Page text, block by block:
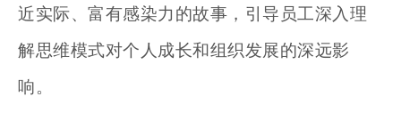
近实际、富有感染力的故事，引导员工深入理
解思维模式对个人成长和组织发展的深远影
响。